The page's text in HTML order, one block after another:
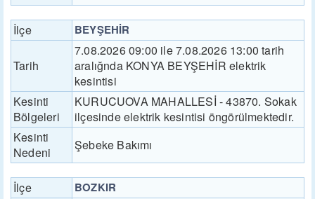
İlçe BEYŞEHİR
Tarih
7.08.2026 09:00 ile 7.08.2026 13:00 tarih
aralığnda KONYA BEYŞEHİR elektrik
kesintisi
Kesinti
Bölgeleri
KURUCUOVA MAHALLESİ - 43870. Sokak
ilçesinde elektrik kesintisi öngörülmektedir.
Kesinti
Nedeni
Şebeke Bakımı
İlçe BOZKIR